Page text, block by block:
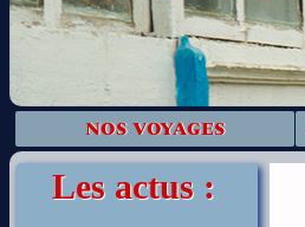
nos voyages
Les actus :